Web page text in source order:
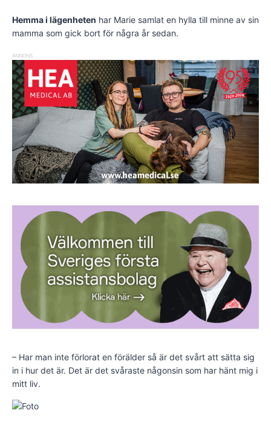
Hemma i lägenheten har Marie samlat en hylla till minne av sin
mamma som gick bort för några år sedan.
ANNONS
– Har man inte förlorat en förälder så är det svårt att sätta sig
in i hur det är. Det är det svåraste någonsin som har hänt mig i
mitt liv.